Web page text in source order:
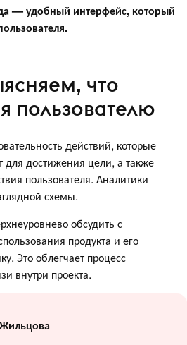
— удобный интерфейс, который
что
пользователю
действий, которые
для достижения цели, а также
пользователя. Аналитики
схемы.
обсудить с
продукта и его
Это облегчает процесс
внутри проекта.